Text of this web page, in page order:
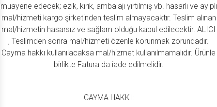
muayene edecek; ezik, kırık, ambalajı yırtılmış vb. hasarlı ve ayıplı
mal/hizmeti kargo şirketinden teslim almayacaktır. Teslim alınan
mal/hizmetin hasarsız ve sağlam olduğu kabul edilecektir. ALICI
, Teslimden sonra mal/hizmeti özenle korunmak zorundadır.
Cayma hakkı kullanılacaksa mal/hizmet kullanılmamalıdır. Ürünle
birlikte Fatura da iade edilmelidir.
CAYMA HAKKI: